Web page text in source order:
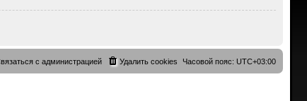
Часовой пояс:UTC+03:00
Удалить cookies
с администрацией